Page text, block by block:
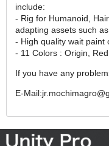
include:
- Rig for Humanoid,
adapting assets such
- High quality wait paint
- 11 Colors : Origin,
If you have any
E-